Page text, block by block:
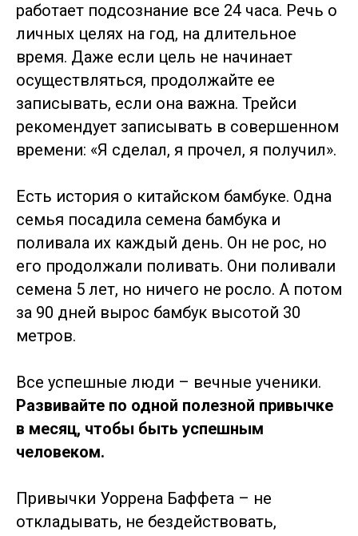
работает подсознание все 24 часа. Речь о
личных целях на год, на длительное
время. Даже если цель не начинает
осуществляться, продолжайте ее
записывать, если она важна. Трейси
рекомендует записывать в совершенном
времени: «Я сделал, я прочел, я получил».
Есть история о китайском бамбуке. Одна
семья посадила семена бамбука и
поливала их каждый день. Он не рос, но
его продолжали поливать. Они поливали
семена 5 лет, но ничего не росло. А потом
за 90 дней вырос бамбук высотой 30
метров.
Все успешные люди – вечные ученики.
Развивайте по одной полезной привычке
в месяц, чтобы быть успешным
человеком.
Привычки Уоррена Баффета – не
откладывать, не бездействовать,